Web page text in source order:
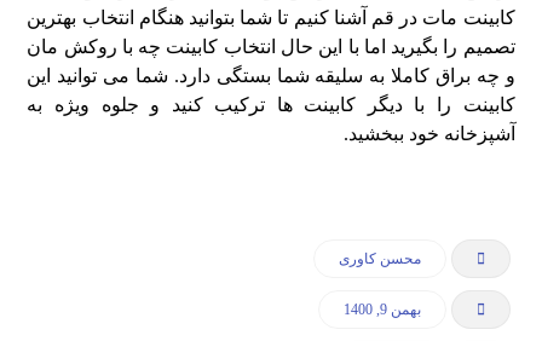
کابینت مات در قم آشنا کنیم تا شما بتوانید هنگام انتخاب بهترین
تصمیم را بگیرید اما با این حال انتخاب کابینت چه با روکش مان
و چه براق کاملا به سلیقه شما بستگی دارد. شما می توانید این
کابینت را با دیگر کابینت ها ترکیب کنید و جلوه ویژه به
آشپزخانه خود ببخشید.
محسن کاوری
بهمن 9, 1400